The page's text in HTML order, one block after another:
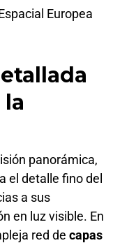
Europea
panorámica,
el detalle fino del
a sus
en luz visible. En
red de capas